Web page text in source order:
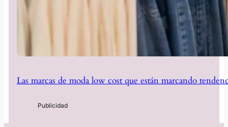
Las marcas de moda low cost que están marcando